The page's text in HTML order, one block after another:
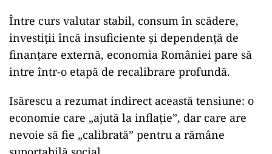
Între curs valutar stabil, consum în scădere,
investiții încă insuficiente și dependență de
finanțare externă, economia României pare să
intre într-o etapă de recalibrare profundă.
Isărescu a rezumat indirect această tensiune: o
economie care „ajută la inflație”, dar care are
nevoie să fie „calibrată” pentru a rămâne